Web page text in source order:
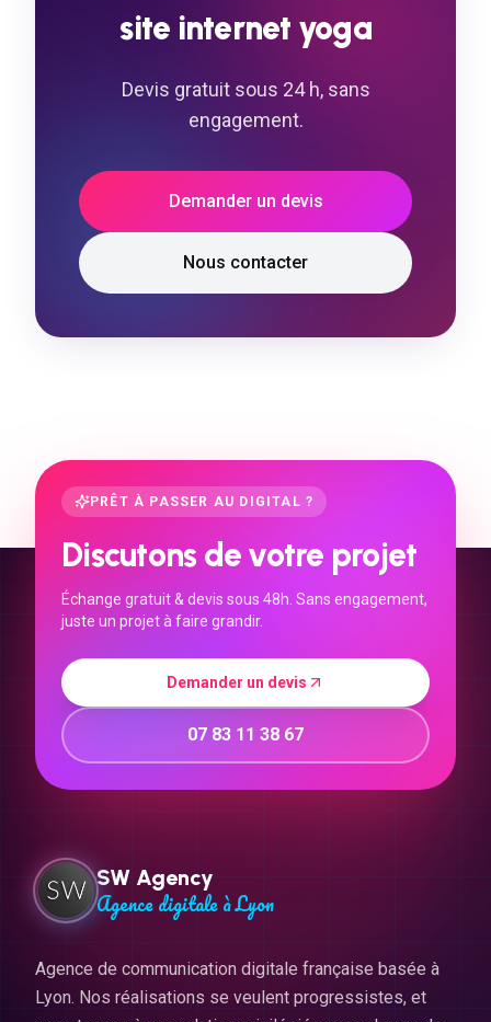
site internet yoga
Devis gratuit sous 24 h, sans
engagement.
Demander un devis
Nous contacter
PRÊT À PASSER AU DIGITAL ?
Discutons de votre projet
Échange gratuit & devis sous 48h. Sans engagement,
juste un projet à faire grandir.
Demander un devis
07 83 11 38 67
SW Agency
Agence digitale à Lyon
Agence de communication digitale française basée à
Lyon. Nos réalisations se veulent progressistes, et